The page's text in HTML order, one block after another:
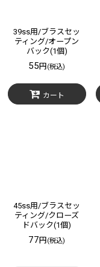
39ss用/ブラスセッ
ティング/オープン
バック(1個)
55円 (税込)
カート
45ss用/ブラスセッ
ティング/クローズ
ドバック(1個)
77円 (税込)